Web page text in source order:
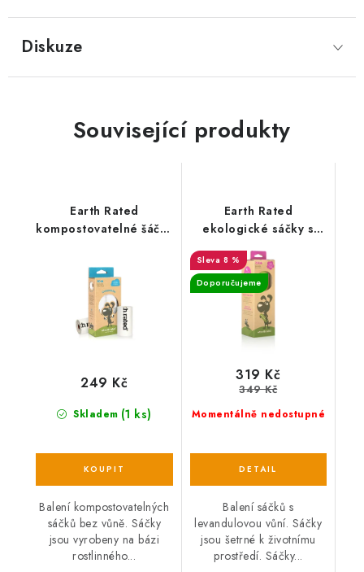
Diskuze
Související produkty
Earth Rated
kompostovatelné šáčky
Skladem (1 ks)
249 Kč
Balení kompostovatelných
sáčků bez vůně. Sáčky
jsou vyrobeny na bázi
rostlinného...
Earth Rated
ekologické sáčky s
vůní na exkrementy -
300 ks
8 %
Doporučujeme
Momentálně nedostupné
319 Kč
349 Kč
Balení sáčků s
levandulovou vůní. Sáčky
jsou šetrné k životnímu
prostředí. Sáčky...